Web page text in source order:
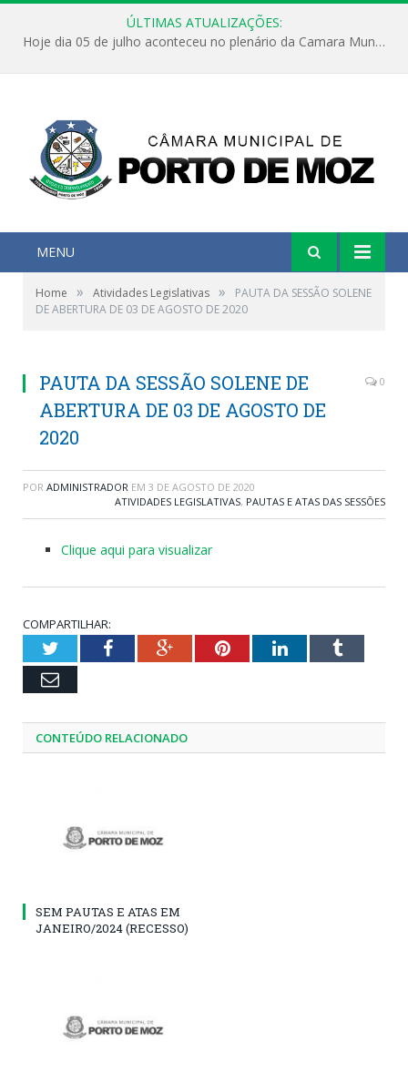
ÚLTIMAS ATUALIZAÇÕES:
Hoje dia 05 de julho aconteceu no plenário da Camara Municipal de Porto de Moz a Sessão Solene de Abertura dos Trabalhos Legislativos 2º Período da 23ª Legislatura
MENU
Home » Atividades Legislativas »
PAUTA DA SESSÃO SOLENE
DE ABERTURA DE 03 DE AGOSTO DE 2020
PAUTA DA SESSÃO SOLENE DE
ABERTURA DE 03 DE AGOSTO DE
2020
0
POR ADMINISTRADOR EM 3 DE AGOSTO DE 2020
ATIVIDADES LEGISLATIVAS, PAUTAS E ATAS DAS SESSÕES
Clique aqui para visualizar
COMPARTILHAR:
TwitterFacebookGoogle+PinterestLinkedInTumblr
Email
CONTEÚDO RELACIONADO
SEM PAUTAS E ATAS EM
JANEIRO/2024 (RECESSO)